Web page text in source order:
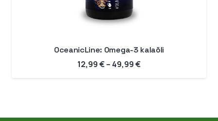
OceanicLine: Omega-3 kalaõli
12,99€– 49,99€Hinnavahemik:
12,99 €